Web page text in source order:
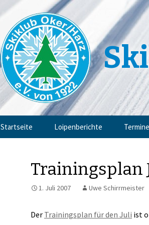
Startseite Loipenberichte Termine
Trainingsplan
1. Juli 2007 Uwe Schirrmeister
Der Trainingsplan für den Juli ist